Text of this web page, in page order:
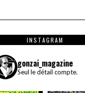
INSTAGRAM
gonzai_magazine
Seul le détail compte.